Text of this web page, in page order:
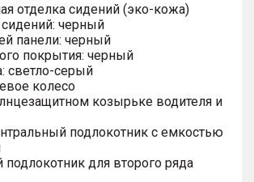
отделка сидений (эко-кожа)
черный
панели: черный
покрытия: черный
светло-серый
колесо
козырьке водителя и
подлокотник с емкостью
для второго ряда